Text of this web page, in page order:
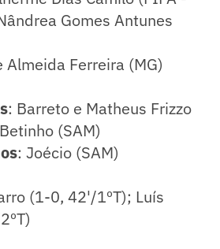
Gomes Antunes
Almeida Ferreira (MG)
: Barreto e Matheus Frizzo
(SAM)
: Joécio (SAM)
(1-0, 42'/1ºT); Luís